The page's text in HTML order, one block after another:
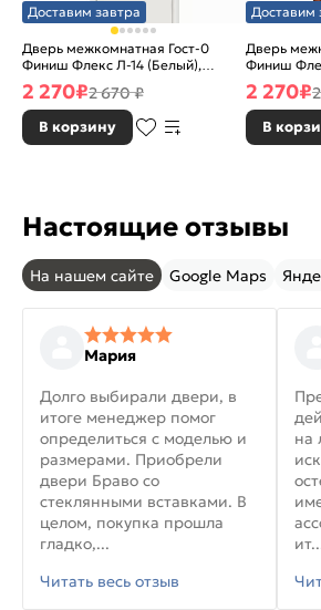
Доставим завтра
Дверь межкомнатная Гост-0
Финиш Флекс Л-14 (Белый),
глухая, каркасно-щитовая
2 270₽2 670 ₽
В корзину
Доставим
Дверь
Финиш
Л-11
каркасно-
2 270₽
В
Настоящие отзывы
На нашем сайте Google Maps
Мария
Долго выбирали двери, в
итоге менеджер помог
определиться с моделью и
размерами. Приобрели
двери Браво со
стеклянными вставками. В
целом, покупка прошла
гладко,...
Читать весь отзыв
на